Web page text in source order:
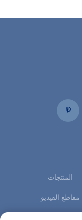
المنتجات
مقاطع الفيديو